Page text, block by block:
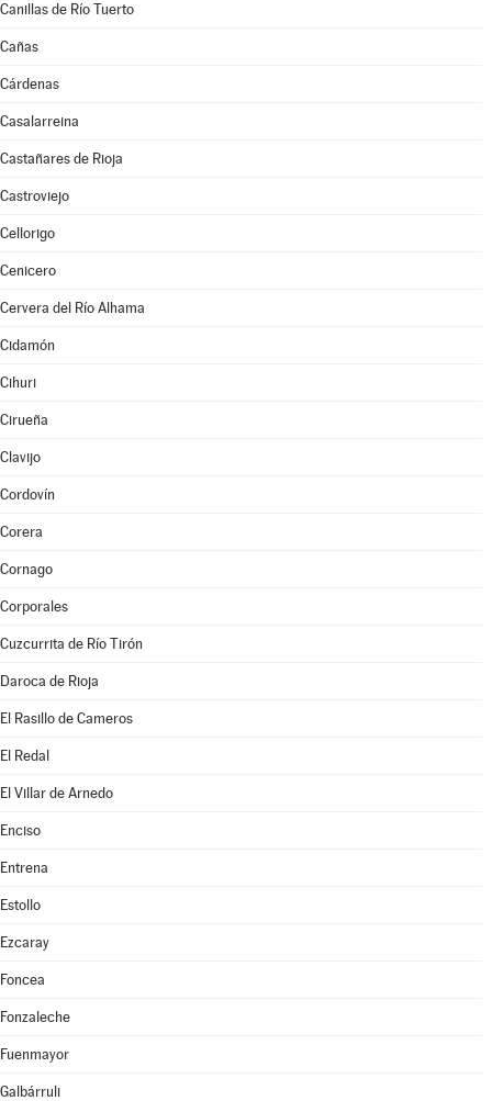
Canillas de Río Tuerto
Cañas
Cárdenas
Casalarreina
Castañares de Rioja
Castroviejo
Cellorigo
Cenicero
Cervera del Río Alhama
Cidamón
Cihuri
Cirueña
Clavijo
Cordovín
Corera
Cornago
Corporales
Cuzcurrita de Río Tirón
Daroca de Rioja
El Rasillo de Cameros
El Redal
El Villar de Arnedo
Enciso
Entrena
Estollo
Ezcaray
Foncea
Fonzaleche
Fuenmayor
Galbárruli